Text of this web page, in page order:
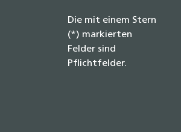
Die mit einem Stern
(*) markierten
Felder sind
Pflichtfelder.